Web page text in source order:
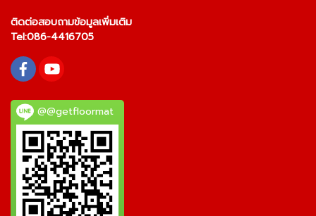
ติดต่อสอบถามข้อมูลเพิ่มเติม
Tel:086-4416705
@@getfloormat